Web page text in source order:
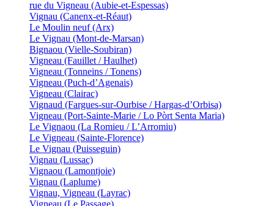
rue du Vigneau (Aubie-et-Espessas)
Vignau (Canenx-et-Réaut)
Le Moulin neuf (Arx)
Le Vignau (Mont-de-Marsan)
Bignaou (Vielle-Soubiran)
Vigneau (Fauillet / Haulhet)
Vigneau (Tonneins / Tonens)
Vigneau (Puch-d’Agenais)
Vigneau (Clairac)
Vignaud (Fargues-sur-Ourbise / Hargas-d’Orbisa)
Vigneau (Port-Sainte-Marie / Lo Pòrt Senta Maria)
Le Vignaou (La Romieu / L’Arromiu)
Le Vigneau (Sainte-Florence)
Le Vignau (Puisseguin)
Vignau (Lussac)
Vignaou (Lamontjoie)
Vignau (Laplume)
Vignau, Vigneau (Layrac)
Vigneau (Le Passage)